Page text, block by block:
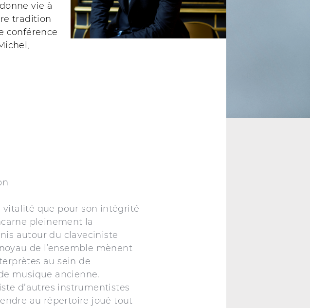
vie à
tradition
conférence
vitalité que pour son intégrité
pleinement la
autour du claveciniste
de l’ensemble mènent
au sein de
musique ancienne.
d’autres instrumentistes
au répertoire joué tout